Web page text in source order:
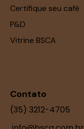
Certifique seu café
P&D
Vitrine BSCA
Contato
(35) 3212-4705